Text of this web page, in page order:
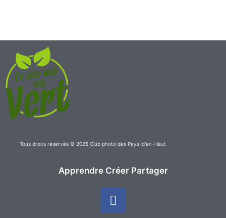
Tous droits réservés © 2026 Club photo des Pays-d'en-Haut
Apprendre Créer Partager